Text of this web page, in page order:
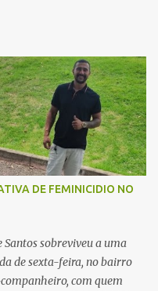
DE FEMINICIDIO NO
sobreviveu a uma
de sexta-feira, no bairro
com quem